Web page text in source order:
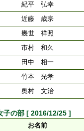
紀平 弘幸
近藤 歳宗
幾世 祥照
市村 和久
田中 相一
竹本 光孝
奥村 文治
子の部 [ 2016/12/25 ]
お名前